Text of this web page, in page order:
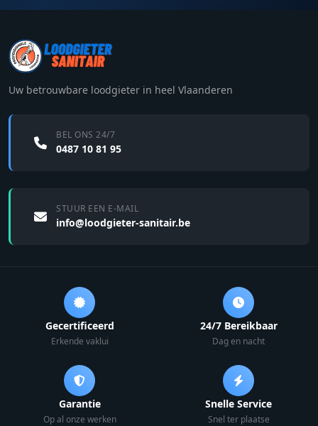
Uw betrouwbare loodgieter in heel Vlaanderen
BEL ONS 24/7
0487 10 81 95
STUUR EEN E-MAIL
info@loodgieter-sanitair.be
Gecertificeerd
Erkende vaklui
24/7 Bereikbaar
Dag en nacht
Garantie
Op al onze werken
Snelle Service
Snel ter plaatse